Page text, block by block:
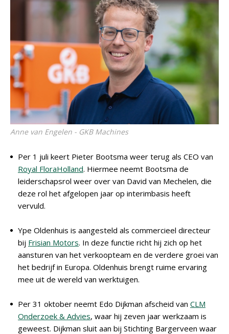
Anne van Engelen - GKB Machines
Per 1 juli keert Pieter Bootsma weer terug als CEO van
Royal FloraHolland. Hiermee neemt Bootsma de
leiderschapsrol weer over van David van Mechelen, die
deze rol het afgelopen jaar op interimbasis heeft
vervuld.
Ype Oldenhuis is aangesteld als commercieel directeur
bij Frisian Motors. In deze functie richt hij zich op het
aansturen van het verkoopteam en de verdere groei van
het bedrijf in Europa. Oldenhuis brengt ruime ervaring
mee uit de wereld van werktuigen.
Per 31 oktober neemt Edo Dijkman afscheid van CLM
Onderzoek & Advies, waar hij zeven jaar werkzaam is
geweest. Dijkman sluit aan bij Stichting Bargerveen waar